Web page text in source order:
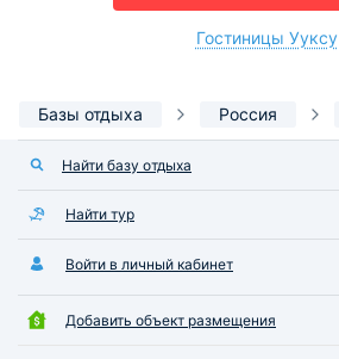
Гостиницы Ууксу
Базы отдыха Россия
Найти базу отдыха
Найти тур
Войти в личный кабинет
Добавить объект размещения